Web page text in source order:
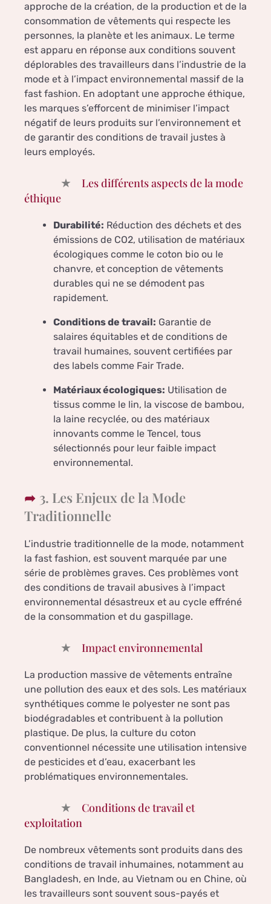
approche de la création, de la production et de la
consommation de vêtements qui respecte les
personnes, la planète et les animaux. Le terme
est apparu en réponse aux conditions souvent
déplorables des travailleurs dans l’industrie de la
mode et à l’impact environnemental massif de la
fast fashion. En adoptant une approche éthique,
les marques s’efforcent de minimiser l’impact
négatif de leurs produits sur l’environnement et
de garantir des conditions de travail justes à
leurs employés.
Les différents aspects de la mode
éthique
Durabilité: Réduction des déchets et des
émissions de CO2, utilisation de matériaux
écologiques comme le coton bio ou le
chanvre, et conception de vêtements
durables qui ne se démodent pas
rapidement.
Conditions de travail: Garantie de
salaires équitables et de conditions de
travail humaines, souvent certifiées par
des labels comme Fair Trade.
Matériaux écologiques: Utilisation de
tissus comme le lin, la viscose de bambou,
la laine recyclée, ou des matériaux
innovants comme le Tencel, tous
sélectionnés pour leur faible impact
environnemental.
3. Les Enjeux de la Mode
Traditionnelle
L’industrie traditionnelle de la mode, notamment
la fast fashion, est souvent marquée par une
série de problèmes graves. Ces problèmes vont
des conditions de travail abusives à l’impact
environnemental désastreux et au cycle effréné
de la consommation et du gaspillage.
Impact environnemental
La production massive de vêtements entraîne
une pollution des eaux et des sols. Les matériaux
synthétiques comme le polyester ne sont pas
biodégradables et contribuent à la pollution
plastique. De plus, la culture du coton
conventionnel nécessite une utilisation intensive
de pesticides et d’eau, exacerbant les
problématiques environnementales.
Conditions de travail et
exploitation
De nombreux vêtements sont produits dans des
conditions de travail inhumaines, notamment au
Bangladesh, en Inde, au Vietnam ou en Chine, où
les travailleurs sont souvent sous-payés et